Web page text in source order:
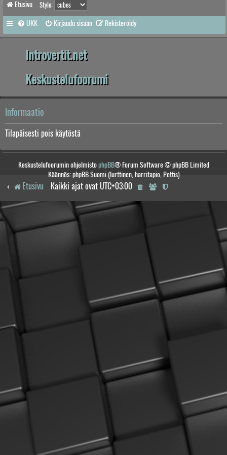
Etusivu Style:
UKK Kirjaudu sisään Rekisteröidy
Introvertit.net
Keskustelufoorumi
Informaatio
Tilapäisesti pois käytöstä
Keskustelufoorumin ohjelmistophpBB® Forum Software © phpBB Limited
Käännös: phpBB Suomi (lurttinen, harritapio, Pettis)
Etusivu Kaikki ajat ovat UTC+03:00